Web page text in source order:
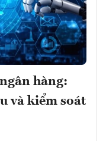
hàng:
và kiểm soát